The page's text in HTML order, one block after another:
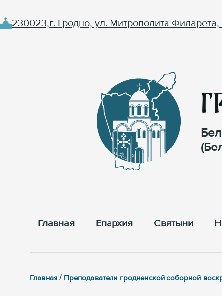
230023,г. Гродно, ул. Митрополита Филарета,
Главная Епархия Cвятыни
Главная / Преподаватели гродненской соборной